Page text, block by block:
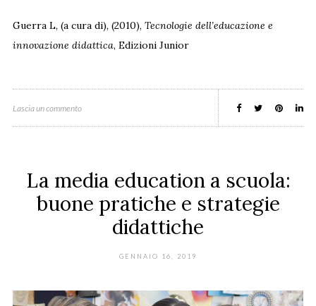
Guerra L, (a cura di), (2010), Tecnologie dell’educazione e
innovazione didattica, Edizioni Junior
Lascia un commento
La media education a scuola:
buone pratiche e strategie
didattiche
GENNAIO 16, 2019